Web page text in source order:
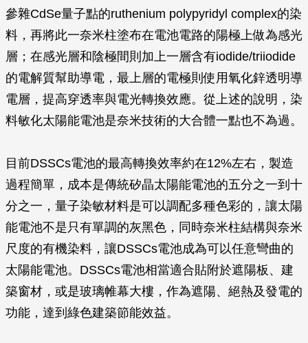
參雜CdSe量子點的ruthenium polypyridyl complex的染
料，再將此一奈米柱塗布在電池電路的陽極上做為感光
層；在感光層和陰極間則加上一層含有iodide/triiodide
的電解質幫助導電，最上層的電極則使用氧化鋅透明導
電層，提高穿透率與電光轉換效應。從上述的說明，染
料敏化太陽能電池是奈米技術的大合體一點也不為過。
目前DSSCs電池的最高轉換效率約在12%左右，製造
過程簡單，成本是傳統矽晶太陽能電池的五分之一到十
分之一，量子染敏材料是可以調配多種色彩的，讓太陽
能電池不是只有單調的灰黑色，同時奈米柱結構與奈米
尺度的有機染料，讓DSSCs電池成為可以任意彎曲的
太陽能電池。DSSCs電池相當適合貼附於遮陽板、建
築窗材，或是玻璃帷幕大樓，作為遮陽、絕熱及發電的
功能，達到綠色建築節能效益。